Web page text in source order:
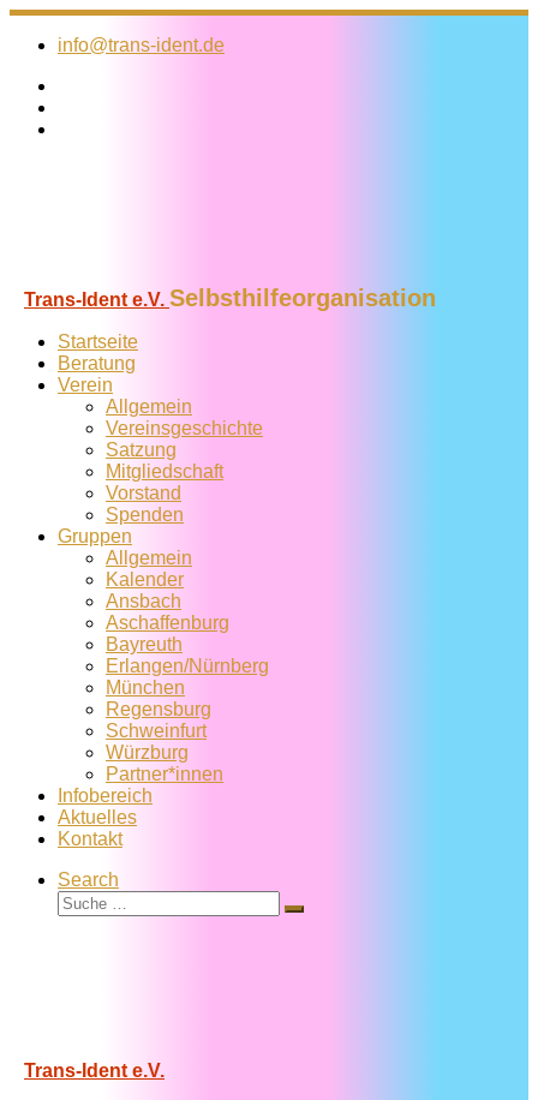
Zum
Inhalt
info@trans-ident.de
Trans-Ident e.V. Selbsthilfeorganisation
Startseite
Beratung
Verein
Allgemein
Vereins­geschichte
Satzung
Mitglied­schaft
Vorstand
Spenden
Gruppen
Allgemein
Kalender
Ansbach
Aschaffenburg
Bayreuth
Erlangen/Nürnberg
München
Regensburg
Schweinfurt
Würzburg
Partner*innen
Infobereich
Aktuelles
Kontakt
Search
Suche
Suche
Trans-Ident e.V.